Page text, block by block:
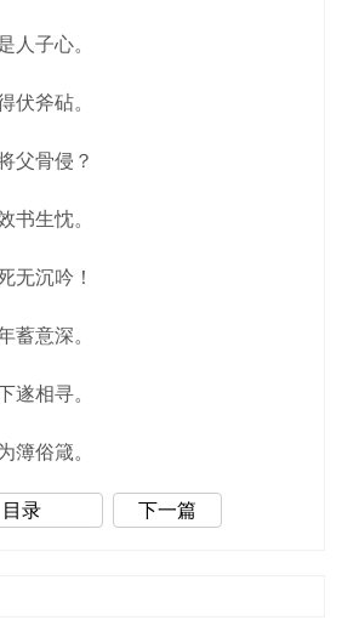
子心。
斧砧。
骨侵？
生忱。
沉吟！
意深。
相寻。
俗箴。
目录 下一篇